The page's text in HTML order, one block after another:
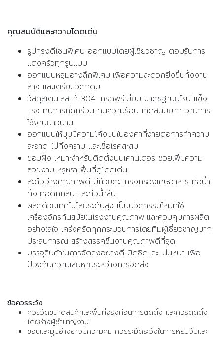
คุณสมบัติและความโดดเด่น
รูปทรงดีไซน์พิเศษ ออกแบบโดยผู้เชี่ยวชาญ ตอบรับการ
แต่งครัวทุกรูปแบบ
ออกแบบหลุมอ่างลึกพิเศษ เพื่อความสะดวกยิ่งขึ้นทั้งงาน
ล้าง และเตรียมวัตถุดิบ
วัสดุสเตนเลสแท้ 304 เกรดพรีเมี่ยม มาตรฐานยุโรป แข็ง
แรง ทนการกัดกร่อน ทนความร้อน เกิดสนิมยาก อายุการ
ใช้งานยาวนาน
ออกแบบให้มุมมีความโค้งมนในองศาที่ง่ายต่อการทำความ
สะอาด ไม่ทิ้งคราบ และเชื้อโรคสะสม
ขอบฝัง เหมาะสำหรับติดตั้งบนเคาน์เตอร์ ช่วยเพิ่มความ
สวยงาม หรูหรา พื้นที่ดูโดดเด่น
สะดืออ่างคุณภาพดี มีถ้วยตะแกรงกรองเศษอาหาร ท่อน้ำ
ทิ้ง ท่อดักกลิ่น และท่อน้ำล้น
ผลิตด้วยเทคโนโลยีระดับสูง เป็นนวัตกรรมใหม่ที่ใช้
เครื่องจักรทันสมัยในโรงงานคุณภาพ และควบคุมการผลิต
อย่างใส่ใจ เคร่งครัดทุกกระบวนการโดยทีมผู้เชี่ยวชาญมาก
ประสบการณ์ สร้างสรรค์ชิ้นงานคุณภาพดีที่สุด
บรรจุสินค้าในการจัดส่งอย่างดี มิดชิดและแน่นหนา เพื่อ
ป้องกันความเสียหายระหว่างการจัดส่ง
ข้อควรระวัง
ควรวัดขนาดสินค้าและพื้นที่จริงก่อนการติดตั้ง และควรติดตั้ง
โดยช่างผู้ชำนาญงาน
ขอบและมุมอ่างอาจมีความคม ควรระมัดระวังในการหยิบจับและ